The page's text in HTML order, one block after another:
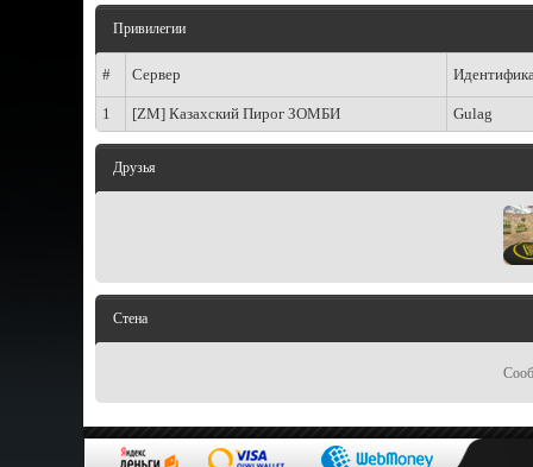
Привилегии
# Сервер
1 [ZM] Казахский Пирог ЗОМБИ Gulag
Друзья
Стена